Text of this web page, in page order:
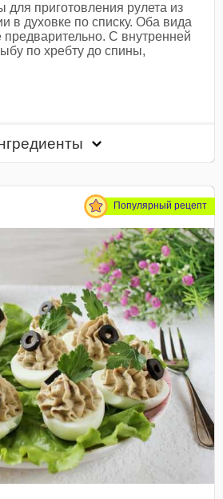
для приготовления рулета из
в духовке по списку. Оба вида
С внутренней
по хребту до спины,
Популярный рецепт